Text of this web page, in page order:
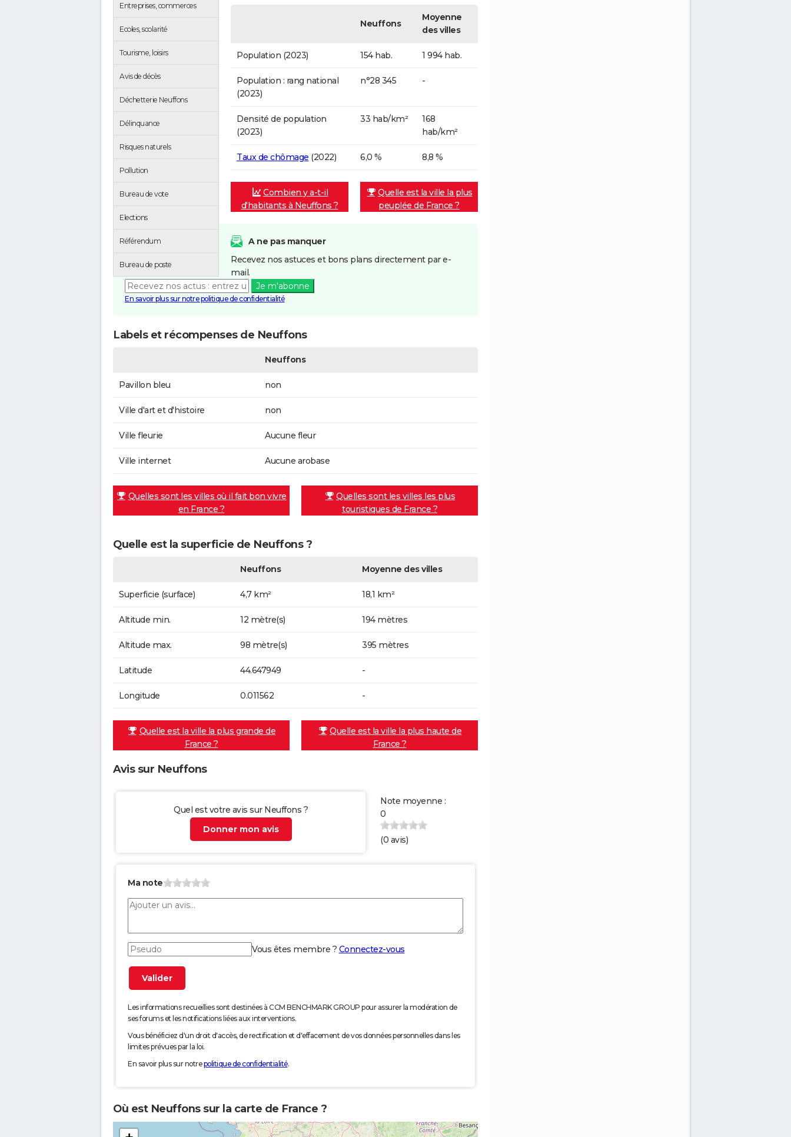
Entreprises, commerces
Ecoles, scolarité
Tourisme, loisirs
Avis de décès
Déchetterie Neuffons
Délinquance
Risques naturels
Pollution
Bureau de vote
Elections
Référendum
Bureau de poste
Neuffons
Moyenne
des villes
Population (2023) 154 hab. 1 994 hab.
Population : rang national
(2023)
n°28 345 -
Densité de population
(2023)
33 hab/km²
168
hab/km²
Taux de chômage (2022) 6,0 % 8,8 %
Combien y a-t-il
d'habitants à Neuffons ?
Quelle est la ville la plus
peuplée de France ?
A ne pas manquer
Recevez nos astuces et bons plans directement par e-
mail.
Je m'abonne
En savoir plus sur notre politique de confidentialité
Labels et récompenses de Neuffons
Neuffons
Pavillon bleu non
Ville d'art et d'histoire non
Ville fleurie Aucune fleur
Ville internet Aucune arobase
Quelles sont les villes où il fait bon vivre
en France ?
Quelles sont les villes les plus
touristiques de France ?
Quelle est la superficie de Neuffons ?
Neuffons Moyenne des villes
Superficie (surface) 4,7 km² 18,1 km²
Altitude min. 12 mètre(s) 194 mètres
Altitude max. 98 mètre(s) 395 mètres
Latitude 44.647949 -
Longitude 0.011562 -
Quelle est la ville la plus grande de
France ?
Quelle est la ville la plus haute de
France ?
Avis sur Neuffons
Quel est votre avis sur Neuffons ?
Donner mon avis
Note moyenne :
0
(0 avis)
Ma note
Vous êtes membre ? Connectez-vous
Les informations recueillies sont destinées à CCM BENCHMARK GROUP pour assurer la modération de
ses forums et les notifications liées aux interventions.
Vous bénéficiez d'un droit d'accès, de rectification et d'effacement de vos données personnelles dans les
limites prévues par la loi.
En savoir plus sur notrepolitique de confidentialité.
Où est Neuffons sur la carte de France ?